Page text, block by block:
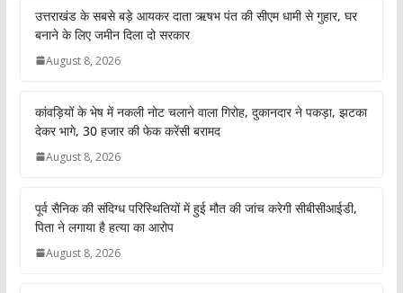
उत्तराखंड के सबसे बड़े आयकर दाता ऋषभ पंत की सीएम धामी से गुहार, घर
बनाने के लिए जमीन दिला दो सरकार
August 8, 2026
कांवड़ियों के भेष में नकली नोट चलाने वाला गिरोह, दुकानदार ने पकड़ा, झटका
देकर भागे, 30 हजार की फेक करेंसी बरामद
August 8, 2026
पूर्व सैनिक की संदिग्ध परिस्थितियों में हुई मौत की जांच करेगी सीबीसीआईडी,
पिता ने लगाया है हत्या का आरोप
August 8, 2026